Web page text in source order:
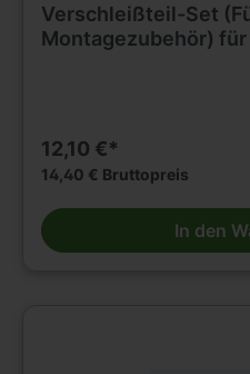
Verschleißteil-Set
Montagezubehör) für
12,10 €*
14,40 € Bruttopreis
In den